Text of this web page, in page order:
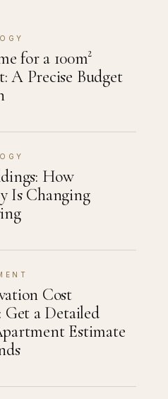
for a 100m²
A Precise Budget
How
Is Changing
Cost
Get a Detailed
Estimate